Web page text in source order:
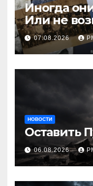
Иногда
Или не
07.08.2026
НОВОСТИ
Оставить
06.08.2026